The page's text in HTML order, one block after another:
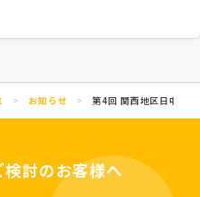
> お知らせ > 第4回 関西地区日中企
討のお客様へ